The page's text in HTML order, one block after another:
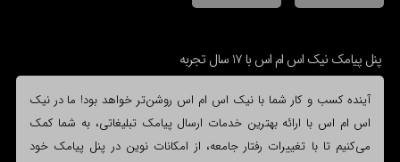
پنل پیامک نیک اس ام اس با 17 سال تجربه
آینده کسب و کار شما با نیک اس ام اس روشن‌تر خواهد بود! ما در نیک
اس ام اس با ارائه بهترین خدمات ارسال پیامک تبلیغاتی، به شما کمک
می‌کنیم تا با تغییرات رفتار جامعه، از امکانات نوین در پنل پیامک خود